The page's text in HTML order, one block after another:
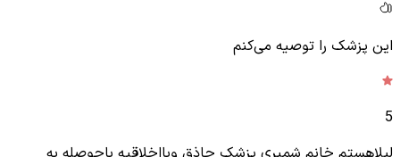
این پزشک را توصیه می‌کنم
5